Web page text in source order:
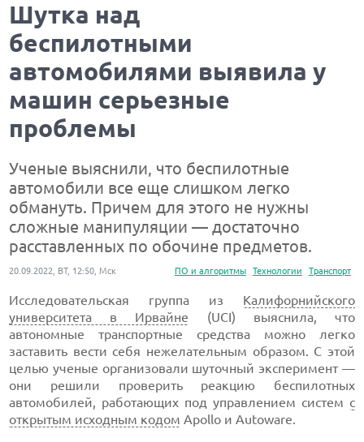
Шутка над
беспилотными
автомобилями выявила у
машин серьезные
проблемы
Ученые выяснили, что беспилотные
автомобили все еще слишком легко
обмануть. Причем для этого не нужны
сложные манипуляции — достаточно
расставленных по обочине предметов.
ПО и алгоритмы Технологии Транспорт
20.09.2022, ВТ, 12:50, Мск
Исследовательская группа из Калифорнийского
университета в Ирвайне (UCI) выяснила, что
автономные транспортные средства можно легко
заставить вести себя нежелательным образом. С этой
целью ученые организовали шуточный эксперимент —
они решили проверить реакцию беспилотных
автомобилей, работающих под управлением систем с
открытым исходным кодом Apollo и Autoware.